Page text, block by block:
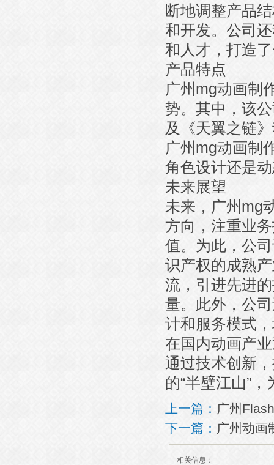
断地调整产品
和开发。公司
和人才，打造
产品特点
广州mg动画制
势。其中，该
及《天翼之链
广州mg动画制
角色设计还是
未来展望
未来，广州mg
方向，注重业
值。为此，公
识产权的成熟
流，引进先进
量。此外，公
计和服务模式
在国内动画产
通过技术创新
的“半壁江山”
上一篇： 广州
下一篇： 广州动画
相关信息：